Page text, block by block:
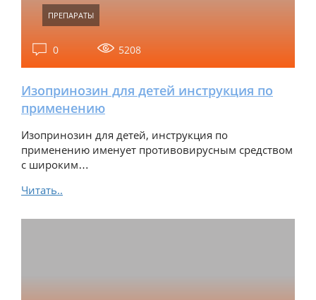
ПРЕПАРАТЫ
0 5208
Изопринозин для детей инструкция по
применению
Изопринозин для детей, инструкция по
применению именует противовирусным средством
с широким…
Читать..